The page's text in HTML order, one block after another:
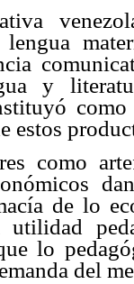
y
estos
como
de lo
utilidad
lo
del